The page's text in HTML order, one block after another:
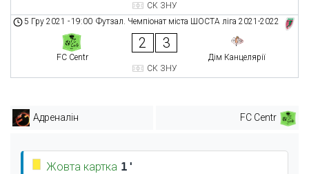
СК ЗНУ
Футзал. Чемпіонат міста ШОСТА ліга 2021-2022
5 Гру 2021 -19:00
FC Centr
2 3
Дім Канцелярії
СК ЗНУ
Адреналін FC Centr
Жовта картка 1'